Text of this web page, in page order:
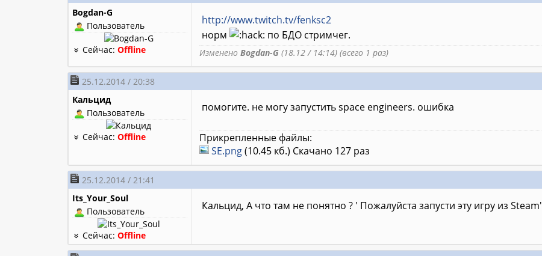
Bogdan-G
Пользователь
Сейчас:Offline
http://www.twitch.tv/fenksc2
норм
по БДО стримчег.
Изменено Bogdan-G (18.12 / 14:14) (всего 1 раз)
25.12.2014 / 20:38
Кальцид
Пользователь
Сейчас:Offline
помогите. не могу запустить space engineers. ошибка
Прикрепленные файлы:
SE.png(10.45 кб.) Скачано 127 раз
25.12.2014 / 21:41
Its_Your_Soul
Пользователь
Сейчас:Offline
Кальцид, A что там не понятно ? ' Пожалуйста запусти эту игру из Steam'